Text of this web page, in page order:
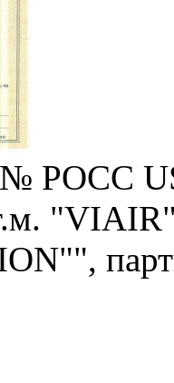
№ РОСС